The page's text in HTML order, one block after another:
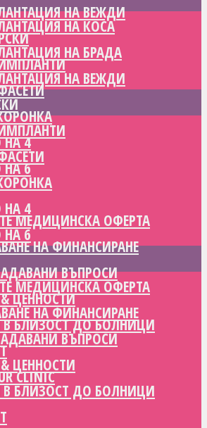
НА ВЕЖДИ
4
6
МЕДИЦИНСКА ОФЕРТА
НА ФИНАНСИРАНЕ
ВЪПРОСИ
ЦЕННОСТИ
В БЛИЗОСТ ДО БОЛНИЦИ
CLINIC
НА КОСА
НА БРАДА
НА ВЕЖДИ
4
6
МЕДИЦИНСКА ОФЕРТА
НА ФИНАНСИРАНЕ
ВЪПРОСИ
ЦЕННОСТИ
В БЛИЗОСТ ДО БОЛНИЦИ